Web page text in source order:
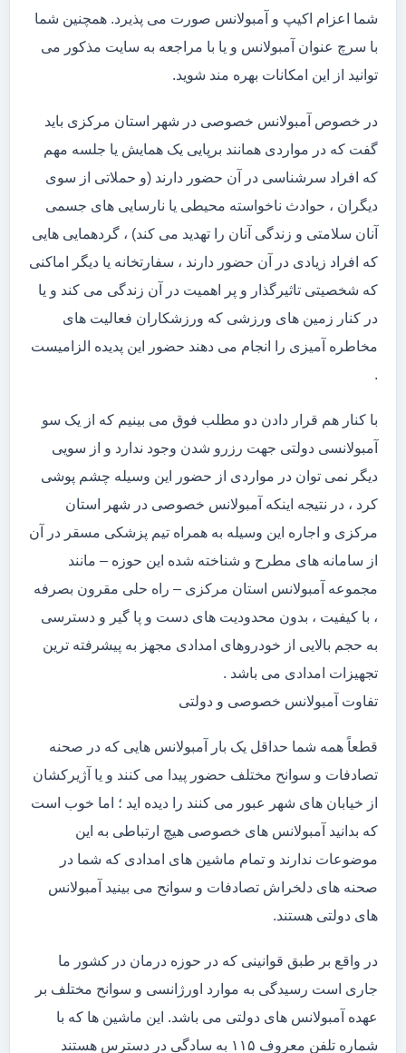
شما اعزام اکیپ و آمبولانس صورت می پذیرد. همچنین شما
با سرچ عنوان آمبولانس و یا با مراجعه به سایت مذکور می
توانید از این امکانات بهره مند شوید.
در خصوص آمبولانس خصوصی در شهر استان مرکزی باید
گفت که در مواردی همانند برپایی یک همایش یا جلسه مهم
که افراد سرشناسی در آن حضور دارند (و حملاتی از سوی
دیگران ، حوادث ناخواسته محیطی یا نارسایی های جسمی
آنان سلامتی و زندگی آنان را تهدید می کند) ، گردهمایی هایی
که افراد زیادی در آن حضور دارند ، سفارتخانه یا دیگر اماکنی
که شخصیتی تاثیرگذار و پر اهمیت در آن زندگی می کند و یا
در کنار زمین های ورزشی که ورزشکاران فعالیت های
مخاطره آمیزی را انجام می دهند حضور این پدیده الزامیست
.
با کنار هم قرار دادن دو مطلب فوق می بینیم که از یک سو
آمبولانسی دولتی جهت رزرو شدن وجود ندارد و از سویی
دیگر نمی توان در مواردی از حضور این وسیله چشم پوشی
کرد ، در نتیجه اینکه آمبولانس خصوصی در شهر استان
مرکزی و اجاره این وسیله به همراه تیم پزشکی مسقر در آن
از سامانه های مطرح و شناخته شده این حوزه – مانند
مجموعه آمبولانس استان مرکزی – راه حلی مقرون بصرفه
، با کیفیت ، بدون محدودیت های دست و پا گیر و دسترسی
به حجم بالایی از خودروهای امدادی مجهز به پیشرفته ترین
تجهیزات امدادی می باشد .
تفاوت آمبولانس خصوصی و دولتی
قطعاً همه شما حداقل یک بار آمبولانس هایی که در صحنه
تصادفات و سوانح مختلف حضور پیدا می کنند و یا آژیرکشان
از خیابان های شهر عبور می کنند را دیده اید ؛ اما خوب است
که بدانید آمبولانس های خصوصی هیچ ارتباطی به این
موضوعات ندارند و تمام ماشین های امدادی که شما در
صحنه های دلخراش تصادفات و سوانح می بینید آمبولانس
های دولتی هستند.
در واقع بر طبق قوانینی که در حوزه درمان در کشور ما
جاری است رسیدگی به موارد اورژانسی و سوانح مختلف بر
عهده آمبولانس های دولتی می باشد. این ماشین ها که با
شماره تلفن معروف ۱۱۵ به سادگی در دسترس هستند